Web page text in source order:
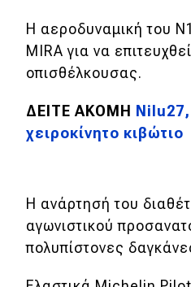
Η αεροδυναμική του
MIRA για να
οπισθέλκουσας.
ΔΕΙΤΕ ΑΚΟΜΗ
χειροκίνητο κιβώτιο
Η ανάρτησή του
αγωνιστικού
πολυπίστονες